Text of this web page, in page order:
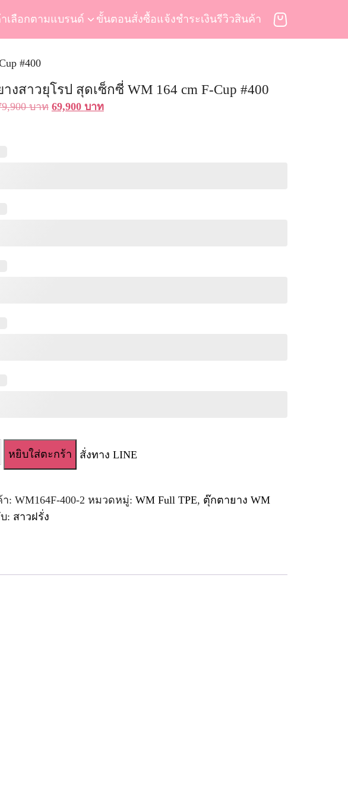
เลือกตามแบรนด์ ขั้นตอนสั่งซื้อแจ้งชำระเงินรีวิวสินค้า
#400
งสาวยุโรป สุดเซ็กซี่ WM 164 cm F-Cup #400
บาท Original
69,900 บาทCurrent
หยิบใส่ตะกร้า สั่งทาง LINE
: WM164F-400-2 หมวดหมู่: WM Full TPE, ตุ๊กตายาง WM
: สาวฝรั่ง